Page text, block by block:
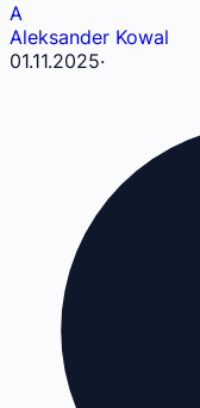
A
Aleksander Kowal
01.11.2025·